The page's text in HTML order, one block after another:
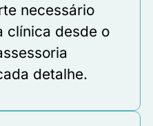
necessário
clínica desde o
detalhe.